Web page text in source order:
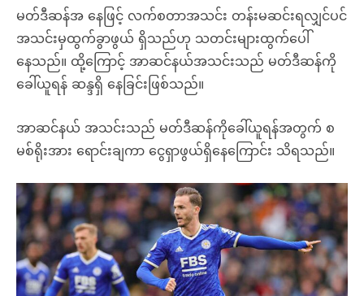
မတ်ဒီဆန်အ နေဖြင့် လက်စတာအသင်း တန်းမဆင်းရလျှင်ပင်
အသင်းမှထွက်ခွာဖွယ် ရှိသည်ဟု သတင်းများထွက်ပေါ်
နေသည်။ ထို့ကြောင့် အာဆင်နယ်အသင်းသည် မတ်ဒီဆန်ကို
ခေါ်ယူရန် ဆန္ဒရှိ နေခြင်းဖြစ်သည်။
အာဆင်နယ် အသင်းသည် မတ်ဒီဆန်ကိုခေါ်ယူရန်အတွက် စ
မစ်ရိုးအား ရောင်းချကာ ငွေရှာဖွယ်ရှိနေကြောင်း သိရသည်။